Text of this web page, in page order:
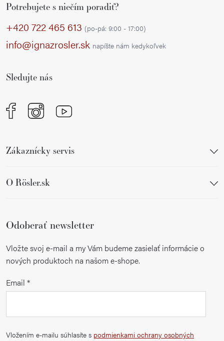
Potrebujete s niečím poradiť?
+420 722 465 613 (po-pá: 9:00 - 17:00)
info@ignazrosler.sk napíšte nám kedykoľvek
Sledujte nás
Zákaznícky servis
O Rösler.sk
Odoberať newsletter
Vložte svoj e-mail a my Vám budeme zasielať informácie o
nových produktoch na našom e-shope.
Email
Vložením e-mailu súhlasíte s podmienkami ochrany osobných